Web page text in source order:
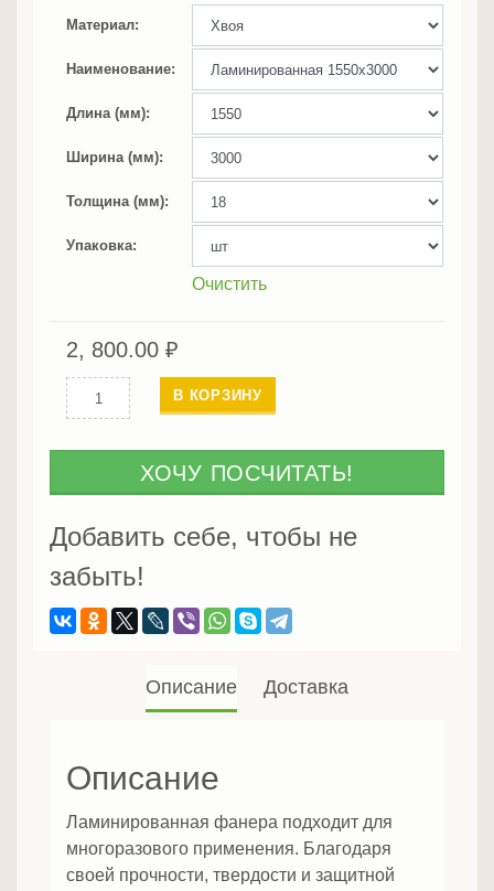
Материал
Наименование
Длина (мм)
Ширина (мм)
Толщина (мм)
Упаковка
Очистить
2, 800.00 ₽
Количество
Ламинированная
18х1550х3000
В КОРЗИНУ
ХОЧУ ПОСЧИТАТЬ!
Добавить себе, чтобы не
забыть!
Описание Доставка
Описание
Ламинированная фанера подходит для
многоразового применения. Благодаря
своей прочности, твердости и защитной